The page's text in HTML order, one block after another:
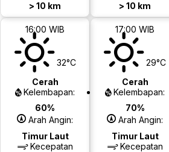
> 10 km
> 10 km
16:00 WIB
32°C
Cerah
Kelembapan:
60%
Arah Angin:
Timur Laut
Kecepatan
17:00 WIB
29°C
Cerah
Kelembapan:
70%
Arah Angin:
Timur Laut
Kecepatan